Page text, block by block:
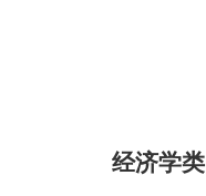
经济学类